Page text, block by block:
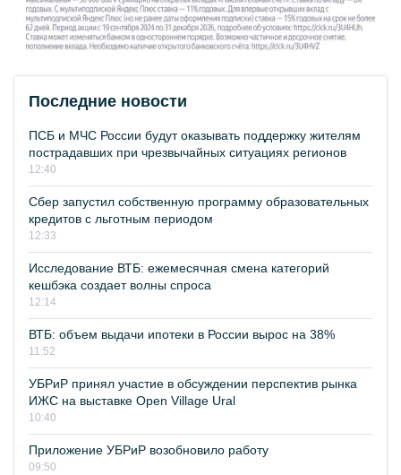
Последние новости
ПСБ и МЧС России будут оказывать поддержку жителям
пострадавших при чрезвычайных ситуациях регионов
12:40
Сбер запустил собственную программу образовательных
кредитов с льготным периодом
12:33
Исследование ВТБ: ежемесячная смена категорий
кешбэка создает волны спроса
12:14
ВТБ: объем выдачи ипотеки в России вырос на 38%
11:52
УБРиР принял участие в обсуждении перспектив рынка
ИЖС на выставке Open Village Ural
10:40
Приложение УБРиР возобновило работу
09:50